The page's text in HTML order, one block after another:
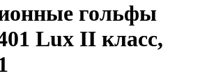
гольфы
Lux II класс,